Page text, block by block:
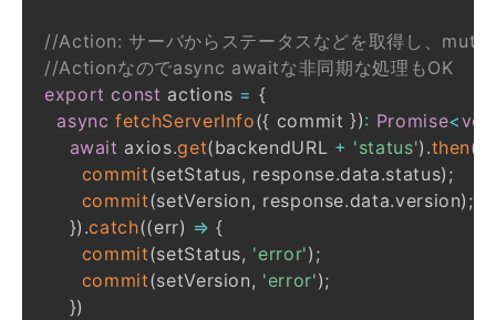
//Action: サーバからステータスなどを取得し、
//Actionなのでasync awaitな非同期な処理もOK
export const actions = {
async fetchServerInfo({ commit }): Promise<
await axios.get(backendURL + 'status') .then(
commit(setStatus, response.data.status) ;
commit(setVersion, response.data.version) ;
}) .catch((err) => {
commit(setStatus, 'error') ;
commit(setVersion, 'error');
})